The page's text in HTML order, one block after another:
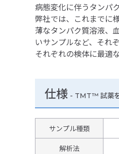
病態変化に伴うタンパ
弊社では、これまでに
薄なタンパク質溶液、
いサンプルなど、それ
それぞれの検体に最適
仕様 - TMT™ 試薬
サンプル種類
解析法